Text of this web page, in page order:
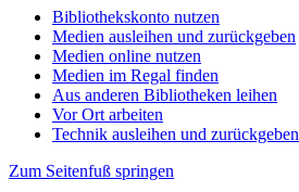
Bibliothekskonto nutzen
Medien ausleihen und zurückgeben
Medien online nutzen
Medien im Regal finden
Aus anderen Bibliotheken leihen
Vor Ort arbeiten
Technik ausleihen und zurückgeben
Zum Seitenfuß springen